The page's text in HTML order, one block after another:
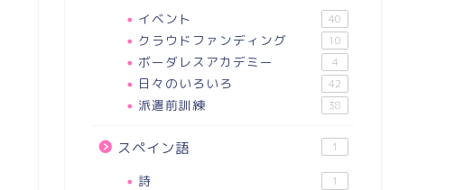
イベント 40
クラウドファンディング 10
ボーダレスアカデミー 4
日々のいろいろ 42
派遣前訓練 38
スペイン語 1
詩 1